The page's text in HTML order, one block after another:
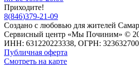
Приходите!
8(846)379-21-09
Создано с любовью для жителей
Сервисный центр «Мы Починим» ©
ИНН: 631220223338, ОГРН:
Публичная оферта
Смотреть на карте